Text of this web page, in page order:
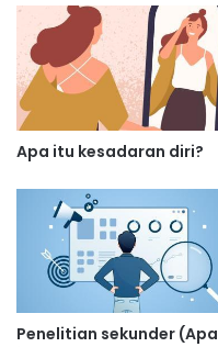
Apa itu kesadaran diri?
Penelitian sekunder (Apa